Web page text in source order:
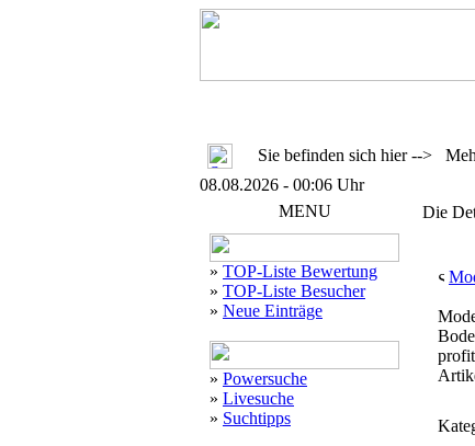
Sie befinden sich hier -->
08.08.2026 - 00:06 Uhr
MENU
» TOP-Liste Bewertung
» TOP-Liste Besucher
» Neue Einträge
» Powersuche
» Livesuche
» Suchtipps
Die